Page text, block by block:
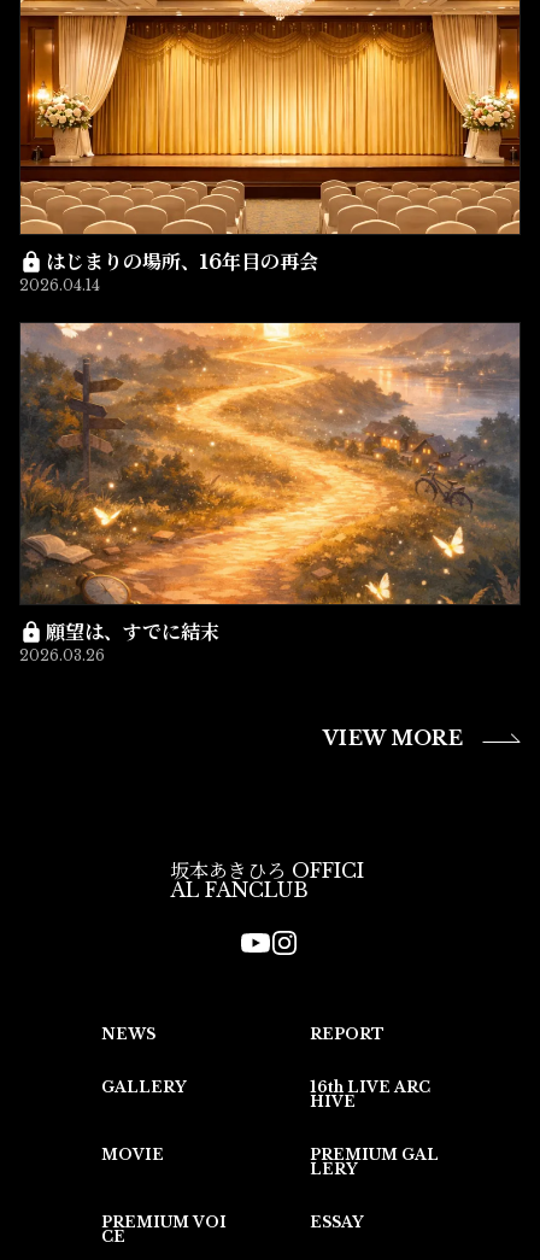
はじまりの場所、16年目の再会
2026.04.14
願望は、すでに結末
2026.03.26
VIEW MORE
坂本あきひろ OFFICI
AL FANCLUB
16th LIVE ARC
PREMIUM GAL
LERY
PREMIUM VOI
ESSAY